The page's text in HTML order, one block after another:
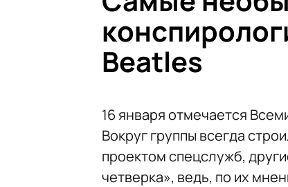
Beatles
16 января отмечается
Вокруг группы всегда
проектом спецслужб,
четверка», ведь, по их